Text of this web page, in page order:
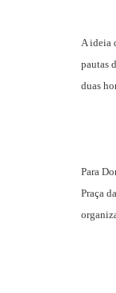
A ideia
pautas
duas
Para
Praça